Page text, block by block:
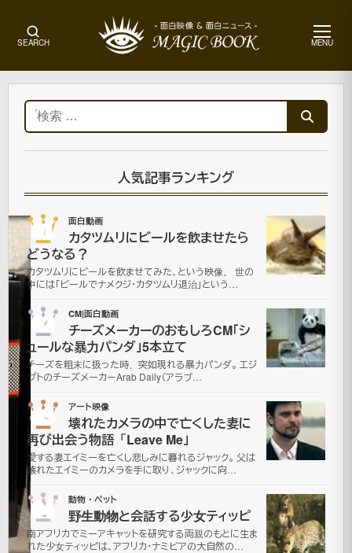
SEARCH MENU
メ
ュ
ー
ー
Google
for
MEN
2007
年7月
17日
2021
年7月
16日更
新
面
白
画
像
検
索:
人気記事ランキング
01 面白動画
カタツムリにビールを飲ませたら
どうなる？
カタツムリにビールを飲ませてみた、という映像。 世の
中には「ビールでナメクジ・カタツムリ退治」という…
02 CM|面白動画
チーズメーカーのおもしろCM「シ
ュールな暴力パンダ」5本立て
チーズを粗末に扱った時、突如現れる暴力パンダ。 エジ
プトのチーズメーカーArab Daily（アラブ…
03 アート映像
壊れたカメラの中で亡くした妻に
再び出会う物語「Leave Me」
愛する妻エイミーを亡くし悲しみに暮れるジャック。 父は
壊れたエイミーのカメラを手に取り、ジャックに向…
04 動物・ペット
野生動物と会話する少女ティッピ
南アフリカでミーアキャットを研究する両親のもとに生ま
れた少女ティッピは、アフリカ・ナミビアの大自然の…